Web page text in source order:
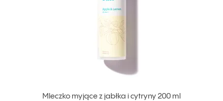
Mleczko myjące z jabłka i cytryny 200 ml